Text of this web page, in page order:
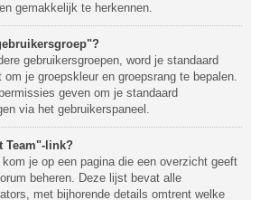
gemakkelijk te herkennen.
gebruikersgroepen, word je standaard
om je groepskleur en groepsrang te bepalen.
geven om je standaard
via het gebruikerspaneel.
Team"-link?
je op een pagina die een overzicht geeft
beheren. Deze lijst bevat alle
met bijhorende details omtrent welke